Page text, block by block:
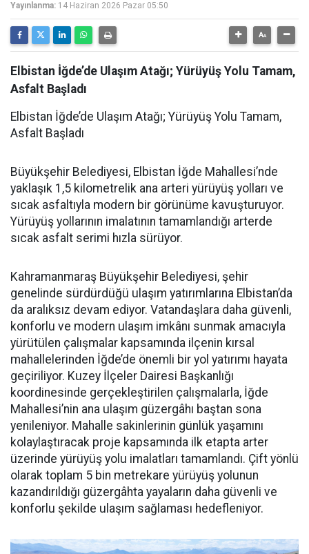
Yayınlanma: 14 Haziran 2026 Pazar 05:50
Elbistan İğde’de Ulaşım Atağı; Yürüyüş Yolu Tamam,
Asfalt Başladı
Elbistan İğde’de Ulaşım Atağı; Yürüyüş Yolu Tamam,
Asfalt Başladı
Büyükşehir Belediyesi, Elbistan İğde Mahallesi’nde
yaklaşık 1,5 kilometrelik ana arteri yürüyüş yolları ve
sıcak asfaltıyla modern bir görünüme kavuşturuyor.
Yürüyüş yollarının imalatının tamamlandığı arterde
sıcak asfalt serimi hızla sürüyor.
Kahramanmaraş Büyükşehir Belediyesi, şehir
genelinde sürdürdüğü ulaşım yatırımlarına Elbistan’da
da aralıksız devam ediyor. Vatandaşlara daha güvenli,
konforlu ve modern ulaşım imkânı sunmak amacıyla
yürütülen çalışmalar kapsamında ilçenin kırsal
mahallelerinden İğde’de önemli bir yol yatırımı hayata
geçiriliyor. Kuzey İlçeler Dairesi Başkanlığı
koordinesinde gerçekleştirilen çalışmalarla, İğde
Mahallesi’nin ana ulaşım güzergâhı baştan sona
yenileniyor. Mahalle sakinlerinin günlük yaşamını
kolaylaştıracak proje kapsamında ilk etapta arter
üzerinde yürüyüş yolu imalatları tamamlandı. Çift yönlü
olarak toplam 5 bin metrekare yürüyüş yolunun
kazandırıldığı güzergâhta yayaların daha güvenli ve
konforlu şekilde ulaşım sağlaması hedefleniyor.